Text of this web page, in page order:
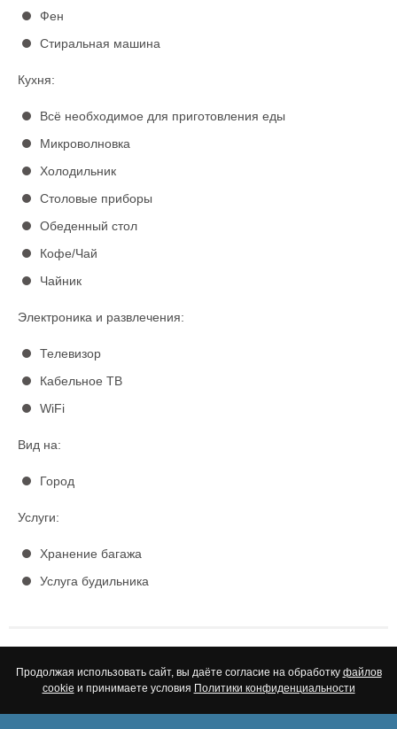
Фен
Стиральная машина
Кухня:
Всё необходимое для приготовления еды
Микроволновка
Холодильник
Столовые приборы
Обеденный стол
Кофе/Чай
Чайник
Электроника и развлечения:
Телевизор
Кабельное ТВ
WiFi
Вид на:
Город
Услуги:
Хранение багажа
Услуга будильника
Продолжая использовать сайт, вы даёте согласие на обработку файлов
cookie и принимаете условия Политики конфиденциальности